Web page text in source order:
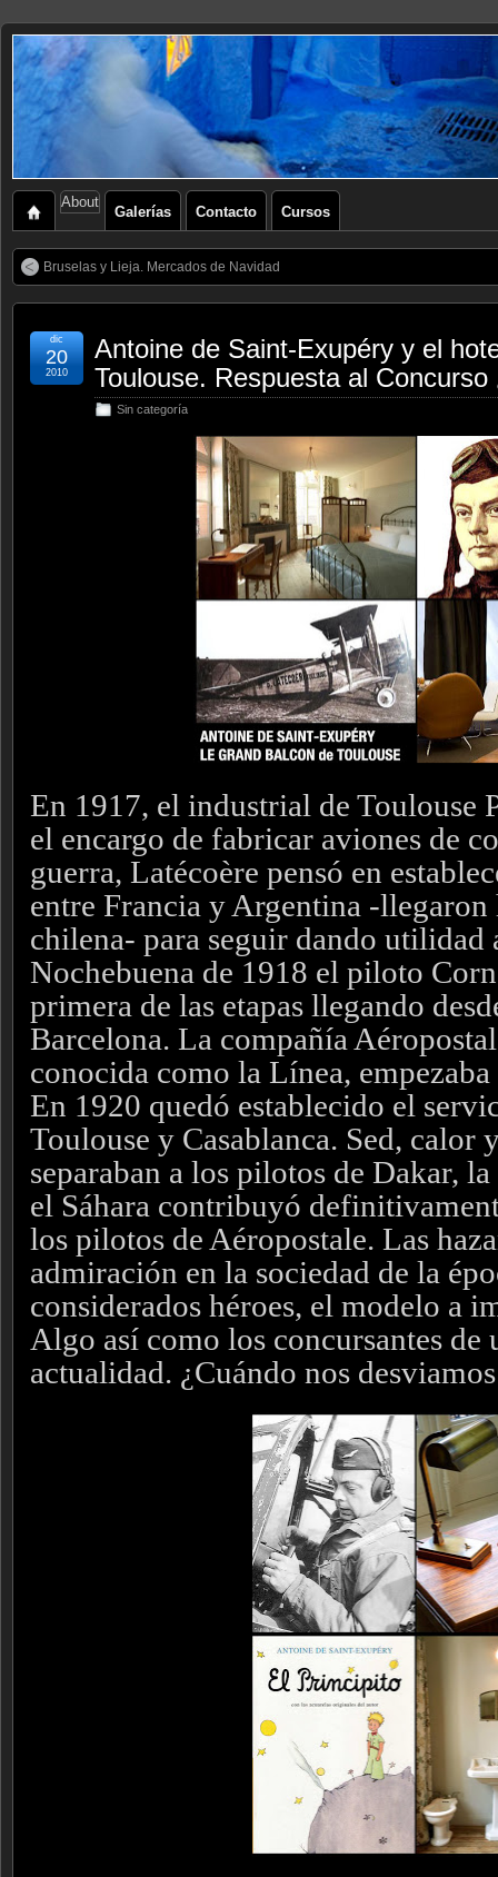
About
Galerías Contacto Cursos
Bruselas y Lieja. Mercados de Navidad
Antoine de Saint-Exupéry y el
Toulouse. Respuesta al
Sin categoría
dic
20
2010
En 1917, el industrial de Toulouse
el encargo de fabricar aviones de
guerra, Latécoère pensó en
entre Francia y Argentina -llegaron
chilena- para seguir dando utilidad
Nochebuena de 1918 el piloto
primera de las etapas llegando
Barcelona. La compañía
conocida como la Línea,
En 1920 quedó establecido el
Toulouse y Casablanca. Sed, calor
separaban a los pilotos de Dakar,
el Sáhara contribuyó
los pilotos de Aéropostale. Las
admiración en la sociedad de la
considerados héroes, el modelo a
Algo así como los concursantes de
actualidad. ¿Cuándo nos